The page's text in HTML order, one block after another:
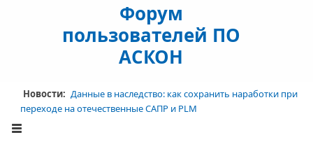
Форум
пользователей ПО
АСКОН
Новости: Данные в наследство: как сохранить наработки при
переходе на отечественные САПР и PLM